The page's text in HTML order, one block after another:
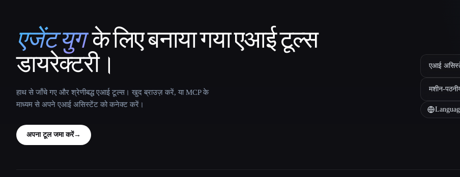
That AI Collection
एजेंट युग के लिए बनाया गया एआई टूल्स
डायरेक्टरी।
हाथ से जाँचे गए और श्रेणीबद्ध एआई टूल्स। खुद ब्राउज़ करें, या MCP के
माध्यम से अपने एआई असिस्टेंट को कनेक्ट करें।
अपना टूल जमा करें→
एआई
मशीन-